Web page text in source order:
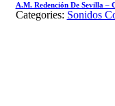
A.M. Redención De Sevilla –
Categories: Sonidos